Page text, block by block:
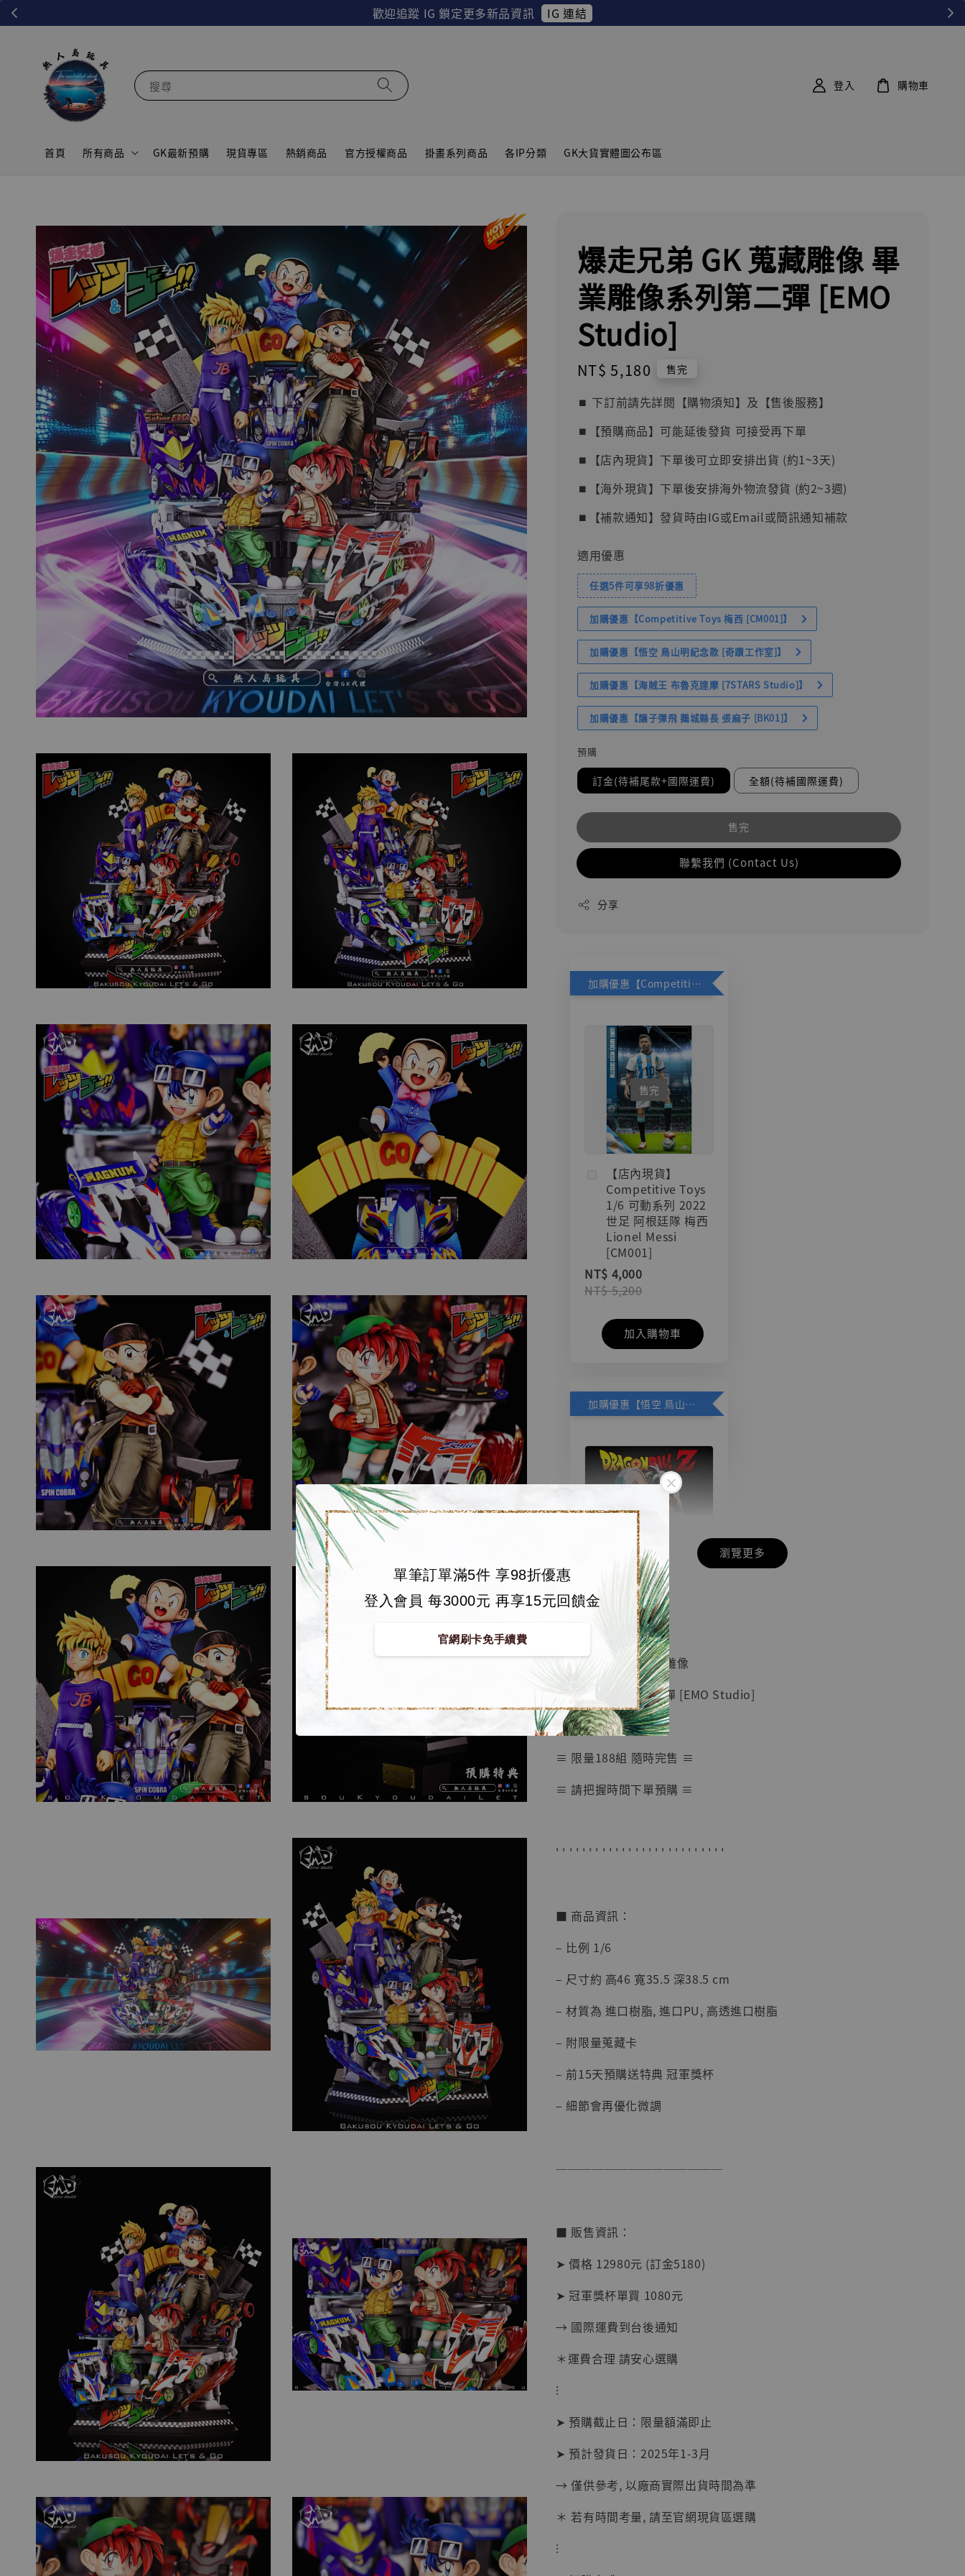
歡迎追蹤 IG 鎖定更多新品資訊 IG 連結
單筆訂單滿5件 享98折優惠
登入會員 每3000元 再享15元回饋金
官網刷卡免手續費
搜尋
首頁 所有商品 GK最新預購 現貨專區 熱銷商品 官方授權商品 掛畫系列商品 各IP分類 GK大貨實體圖公布區
登入 購物車
爆走兄弟 GK 蒐藏雕像 畢
業雕像系列第二彈 [EMO
Studio]
Regular
price
NT$ 5,180 售完
⏹︎ 下訂前請先詳閱【購物須知】及【售後服務】
⏹︎【預購商品】可能延後發貨 可接受再下單
⏹︎【店內現貨】下單後可立即安排出貨 (約1~3天)
⏹︎【海外現貨】下單後安排海外物流發貨 (約2~3週)
⏹︎【補款通知】發貨時由IG或Email或簡訊通知補款
適用優惠
任選5件可享98折優惠
加購優惠【Competitive Toys 梅西 [CM001]】
加購優惠【悟空 鳥山明紀念款 [奇蹟工作室]】
加購優惠【海賊王 布魯克達摩 [7STARS Studio]】
加購優惠【讓子彈飛 鵝城縣長 張麻子 [BK01]】
預購
訂金(待補尾款+國際運費) 全額(待補國際運費)
售完
聯繫我們 (Contact Us)
分享
加購優惠【Competitive Toys 梅西 [CM001]】
售完
【店內現貨】
Competitive Toys
1/6 可動系列 2022
世足 阿根廷隊 梅西
Lionel Messi
[CM001]
NT$ 4,000
NT$ 5,200
加入購物車
加購優惠【悟空 鳥山明紀念款 [奇蹟工作室]】
【店內現貨】七龍珠
系列蒐藏雕像 悟空
鳥山明紀念款 [奇蹟
工作室]
NT$ 4,280
NT$ 5,580
-
加入購物車
【店內現貨】海賊王
系列蒐藏雕像 布魯
克達摩 [7STARS
Studio]
NT$ 1,870
+
可動蒐藏人偶 讓子
彈飛 鵝城縣長 張麻
子 [BK01]
NT$ 5,300
- +
瀏覽更多
🏝【無人島玩具】
■ 爆走兄弟 GK 蒐藏雕像
➤ 畢業雕像系列第二彈 [EMO Studio]
≡ 限量188組 隨時完售 ≡
≡ 請把握時間下單預購 ≡
' ' ' ' ' ' ' ' ' ' ' ' ' ' ' ' ' ' ' ' ' ' ' ' ' '
■ 商品資訊：
– 比例 1/6
– 尺寸約 高46 寬35.5 深38.5 cm
– 材質為 進口樹脂, 進口PU, 高透進口樹脂
– 附限量蒐藏卡
– 前15天預購送特典 冠軍獎杯
– 細節會再優化微調
──────────────
■ 販售資訊：
➤ 價格 12980元 (訂金5180)
➤ 冠軍獎杯單買 1080元
→ 國際運費到台後通知
＊運費合理 請安心選購
⁝
➤ 預購截止日：限量額滿即止
➤ 預計發貨日：2025年1-3月
→ 僅供參考, 以廠商實際出貨時間為準
＊ 若有時間考量, 請至官網現貨區選購
⁝